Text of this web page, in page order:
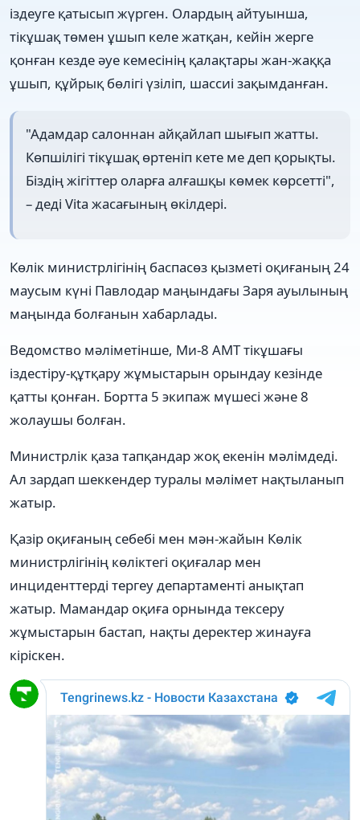
іздеуге қатысып жүрген. Олардың айтуынша,
тікұшақ төмен ұшып келе жатқан, кейін жерге
қонған кезде әуе кемесінің қалақтары жан-жаққа
ұшып, құйрық бөлігі үзіліп, шассиі зақымданған.
"Адамдар салоннан айқайлап шығып жатты.
Көпшілігі тікұшақ өртеніп кете ме деп қорықты.
Біздің жігіттер оларға алғашқы көмек көрсетті",
– деді Vita жасағының өкілдері.
Көлік министрлігінің баспасөз қызметі оқиғаның 24
маусым күні Павлодар маңындағы Заря ауылының
маңында болғанын хабарлады.
Ведомство мәліметінше, Ми-8 АМТ тікұшағы
іздестіру-құтқару жұмыстарын орындау кезінде
қатты қонған. Бортта 5 экипаж мүшесі және 8
жолаушы болған.
Министрлік қаза тапқандар жоқ екенін мәлімдеді.
Ал зардап шеккендер туралы мәлімет нақтыланып
жатыр.
Қазір оқиғаның себебі мен мән-жайын Көлік
министрлігінің көліктегі оқиғалар мен
инциденттерді тергеу департаменті анықтап
жатыр. Мамандар оқиға орнында тексеру
жұмыстарын бастап, нақты деректер жинауға
кіріскен.